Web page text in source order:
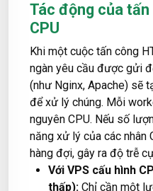
Tác động của
CPU
Khi một cuộc tấn công
ngàn yêu cầu được gửi
(như Nginx, Apache) sẽ
để xử lý chúng. Mỗi
nguyên CPU. Nếu số
năng xử lý của các nhân
hàng đợi, gây ra độ trễ
Với VPS cấu hình
thấp):Chỉ cần một